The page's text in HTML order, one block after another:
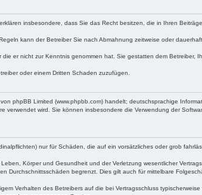
insbesondere, dass Sie das Recht besitzen, die in Ihren
kann der Betreiber Sie nach Abmahnung zeitweise oder
er nicht zur Kenntnis genommen hat. Sie gestatten dem Betreiber,
oder einem Dritten Schaden zuzufügen.
phpBB Limited (www.phpbb.com) handelt; deutschsprachige
wird. Sie können insbesondere die Verwendung der
nur für Schäden, die auf ein vorsätzliches oder grob
Körper und Gesundheit und der Verletzung wesentlicher
Durchschnittsschäden begrenzt. Dies gilt auch für mittelbare
Verhalten des Betreibers auf die bei Vertragsschluss typischerweise